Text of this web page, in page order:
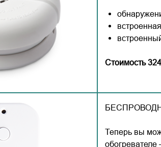
Стоимость
Теперь вы
обогревателе